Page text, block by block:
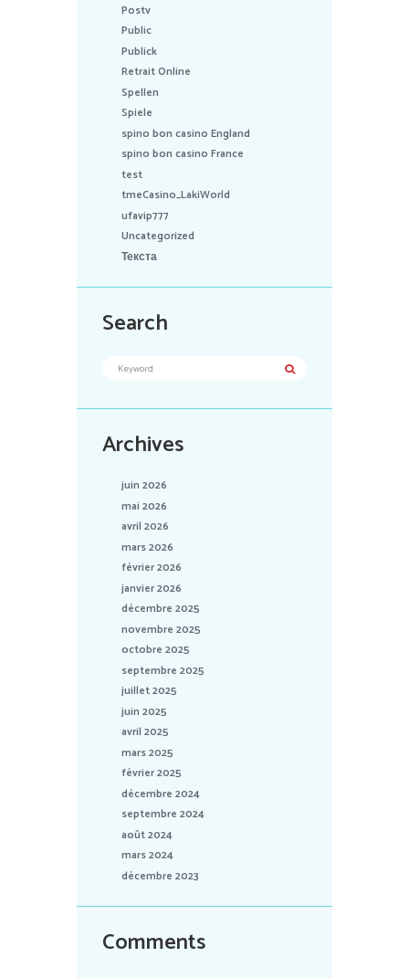
Postv
Public
Publick
Retrait Online
Spellen
Spiele
spino bon casino England
spino bon casino France
test
tmeCasino_LakiWorld
ufavip777
Uncategorized
Текста
Search
Archives
juin 2026
mai 2026
avril 2026
mars 2026
février 2026
janvier 2026
décembre 2025
novembre 2025
octobre 2025
septembre 2025
juillet 2025
juin 2025
avril 2025
mars 2025
février 2025
décembre 2024
septembre 2024
août 2024
mars 2024
décembre 2023
Comments